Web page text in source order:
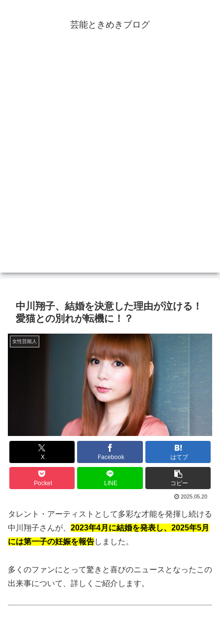
芸能ときめきブログ
中川翔子、結婚を決意した理由が泣ける！
愛猫との別れが転機に！？
女性芸能人
X Facebook はてブ
Pocket LINE コピー
2025.05.20
タレント・アーティストとして多彩な才能を発揮し続ける
中川翔子さんが、 2023年4月に結婚を発表し、2025年5月
には第一子の妊娠を報告しました。
多くのファンにとって驚きと喜びのニュースとなったこの
出来事について、詳しくご紹介します。